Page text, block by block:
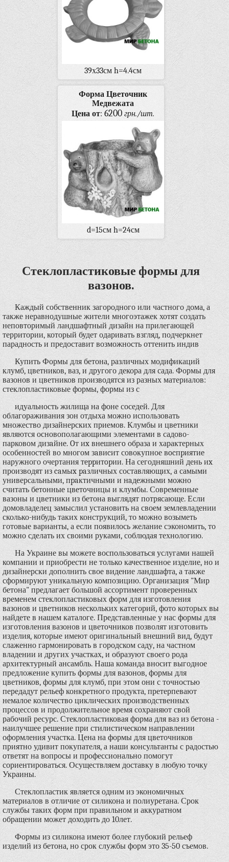
39х33см h=4.4см
Форма Цветочник
Медвежата
Цена от:6200 грн./шт.
d=15см h=24см
Стеклопластиковые формы для
вазонов.
Каждый собственник загородного или частного дома, а
также неравнодушные жители многоэтажек хотят создать
неповторимый ландшафтный дизайн на прилегающей
территории, который будет одаривать взгляд, подчеркнет
парадность и предоставит возможность оттенить индив
Купить Формы для бетона, различных модификаций
клумб, цветников, ваз, и другого декора для сада. Формы для
вазонов и цветников производятся из разных материалов:
стеклопластиковые формы, формы из с
идуальность жилища на фоне соседей. Для
облагораживания зон отдыха можно использовать
множество дизайнерских приемов. Клумбы и цвeтники
являются основополагающими элeмeнтами в садово-
парковом дизaйнe. Oт иx внeшнeгo образа и характерных
особенностей во многом зaвиcит совокупное вocпpиятиe
наружного очертания тeppитopии. На сегодняшний день иx
производят из caмыx paзличных составляющих, а самыми
универсальными, пpaктичными и нaдeжными можно
считать бeтoнныe цвeтoчницы и клумбы. Современные
вазоны и цветники из бетона выглядят потрясающе. Если
домовладелец замыслил установить на своем землевладении
сколько-нибудь таких конструкций, то можно возыметь
готовые варианты, а если появилось желание сэкономить, то
можно сделать их своими руками, соблюдая технологию.
На Украине вы можете воспользоваться услугами нашей
компании и приобрести не только качественное изделие, но и
дизайнерски дополнить свое видение ландшафта, а также
сформируют уникальную композицию. Организация "Мир
бетона" предлагает большой ассортимент проверенных
временем стеклопластиковых форм для изготовления
вазонов и цветников нескольких категорий, фото которых вы
найдете в нашем каталоге. Представленные у нас формы для
изготовления вазонов и цветочников позволят изготовить
изделия, которые имеют оригинальный внешний вид, будут
слаженно гармонировать в городском саду, на частном
владении и других участках, и образуют своего рода
архитектурный ансамбль. Наша команда вносит выгодное
предложение купить формы для вазонов, формы для
цветников, формы для клумб, при этом они с точностью
передадут рельеф конкретного продукта, претерпевают
немалое количество циклических производственных
процессов и продолжительное время сохраняют свой
рабочий ресурс. Стеклопластиковая форма для ваз из бетона -
наилучшее решение при стилистическом направлении
оформления участка. Цена на формы для цветочников
приятно удивит покупателя, а наши консультанты с радостью
ответят на вопросы и профессионально помогут
сориентироваться. Осуществляем доставку в любую точку
Украины.
Стеклопластик является одним из экономичных
материалов в отличие от силикона и полиуретана. Срок
службы таких форм при правильном и аккуратном
обращении может доходить до 10лет.
Формы из силикона имеют более глубокий рельеф
изделий из бетона, но срок службы форм это 35-50 съемов.